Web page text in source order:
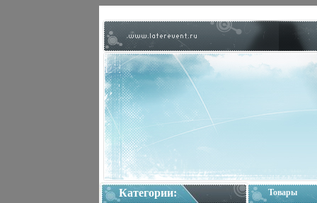
Категории: Товары